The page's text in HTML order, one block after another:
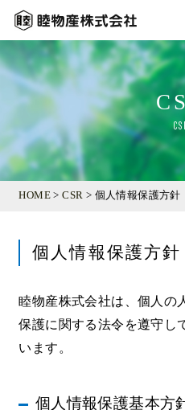
HOME>CSR > 個人情報保護方針
個人情報保護方針
睦物産株式会社は、個人の
保護に関する法令を遵守し
います。
個人情報保護基本方